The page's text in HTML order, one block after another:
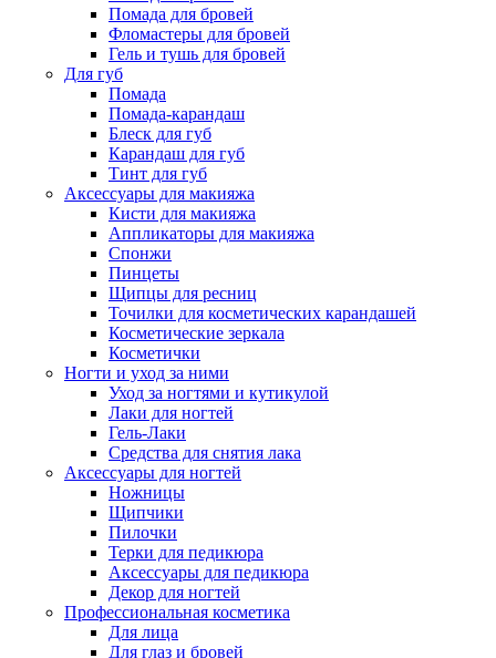
Помада для бровей
Фломастеры для бровей
Гель и тушь для бровей
Для губ
Помада
Помада-карандаш
Блеск для губ
Карандаш для губ
Тинт для губ
Аксессуары для макияжа
Кисти для макияжа
Аппликаторы для макияжа
Спонжи
Пинцеты
Щипцы для ресниц
Точилки для косметических карандашей
Косметические зеркала
Косметички
Ногти и уход за ними
Уход за ногтями и кутикулой
Лаки для ногтей
Гель-Лаки
Средства для снятия лака
Аксессуары для ногтей
Ножницы
Щипчики
Пилочки
Терки для педикюра
Аксессуары для педикюра
Декор для ногтей
Профессиональная косметика
Для лица
Для глаз и бровей